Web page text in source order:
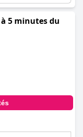
5 minutes du